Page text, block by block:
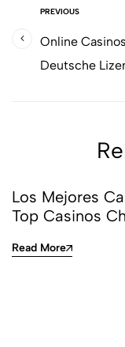
PREVIOUS
Online
Deutsche
Los Mejores
Top Casinos
Read More